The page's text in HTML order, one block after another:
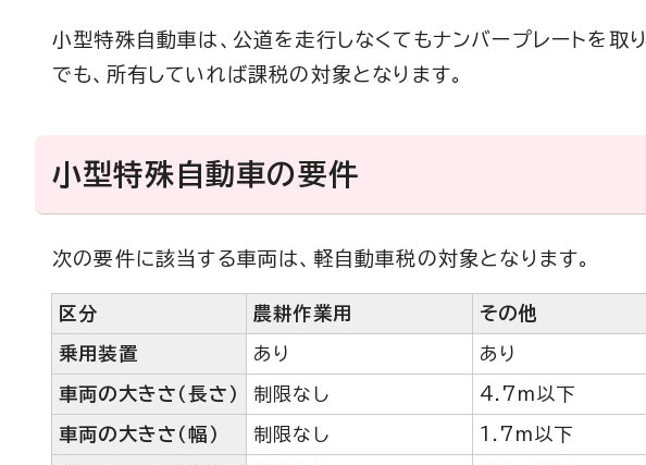
小型特殊自動車は、公道を走行しなくてもナンバープレートを取
でも、所有していれば課税の対象となります。
小型特殊自動車の要件
次の要件に該当する車両は、軽自動車税の対象となります。
区分 農耕作業用 その他
乗用装置 あり あり
車両の大きさ（長さ） 制限なし 4.7m以下
車両の大きさ（幅） 制限なし 1.7m以下